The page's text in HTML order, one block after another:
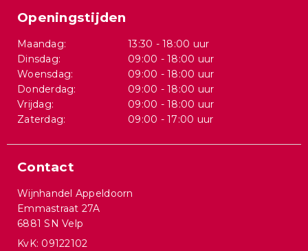
Openingstijden
Maandag:
13:30 - 18:00 uur
Dinsdag:
09:00 - 18:00 uur
Woensdag:
09:00 - 18:00 uur
Donderdag:
09:00 - 18:00 uur
Vrijdag:
09:00 - 18:00 uur
Zaterdag:
09:00 - 17:00 uur
Contact
Wijnhandel Appeldoorn
Emmastraat 27A
6881 SN Velp
KvK: 09122102